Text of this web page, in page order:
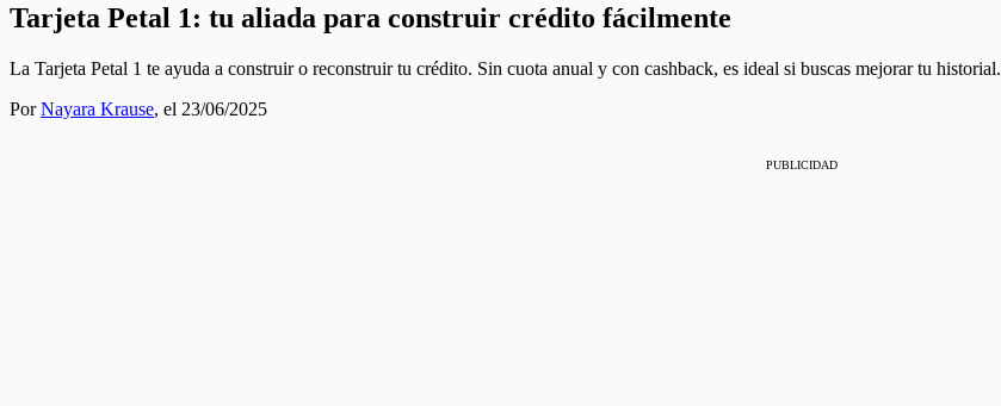
Tarjeta Petal 1: tu aliada para construir crédito fácilmente
La Tarjeta Petal 1 te ayuda a construir o reconstruir tu crédito. Sin cuota anual y con cashback, es ideal si buscas mejorar tu historial.
PorNayara Krause, el 23/06/2025
PUBLICIDAD